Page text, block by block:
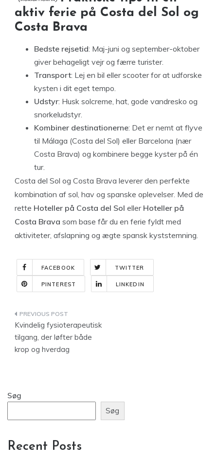
aktiv ferie på Costa del Sol og
Costa Brava
Bedste rejsetid: Maj-juni og september-oktober
giver behageligt vejr og færre turister.
Transport: Lej en bil eller scooter for at udforske
kysten i dit eget tempo.
Udstyr: Husk solcreme, hat, gode vandresko og
snorkeludstyr.
Kombiner destinationerne: Det er nemt at flyve
til Málaga (Costa del Sol) eller Barcelona (nær
Costa Brava) og kombinere begge kyster på én
tur.
Costa del Sol og Costa Brava leverer den perfekte
kombination af sol, hav og spanske oplevelser. Med de
rette Hoteller på Costa del Sol eller Hoteller på
Costa Brava som base får du en ferie fyldt med
aktiviteter, afslapning og ægte spansk kyststemning.
FACEBOOK TWITTER
PINTEREST LINKEDIN
Indlægsnavigation
Kvindelig fysioterapeutisk
tilgang, der løfter både
krop og hverdag
Søg
Søg
Recent Posts